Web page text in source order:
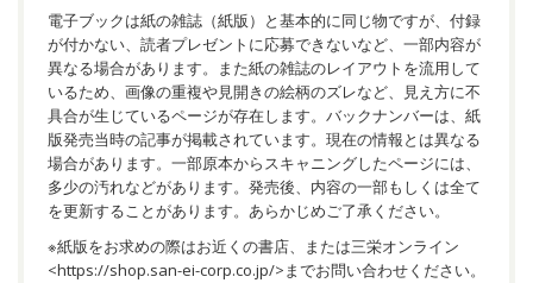
電子ブックは紙の雑誌（紙版）と基本的に同じ物ですが、付録
が付かない、読者プレゼントに応募できないなど、一部内容が
異なる場合があります。また紙の雑誌のレイアウトを流用して
いるため、画像の重複や見開きの絵柄のズレなど、見え方に不
具合が生じているページが存在します。バックナンバーは、紙
版発売当時の記事が掲載されています。現在の情報とは異なる
場合があります。一部原本からスキャニングしたページには、
多少の汚れなどがあります。発売後、内容の一部もしくは全て
を更新することがあります。あらかじめご了承ください。
※紙版をお求めの際はお近くの書店、または三栄オンライン
<https://shop.san-ei-corp.co.jp/>までお問い合わせください。